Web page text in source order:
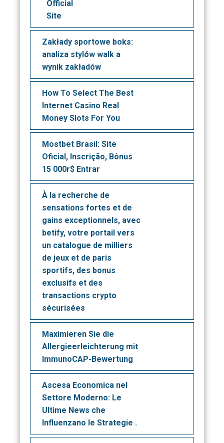
Official
Site
Zakłady sportowe boks:
analiza stylów walk a
wynik zakładów
How To Select The Best
Internet Casino Real
Money Slots For You
Mostbet Brasil: Site
Oficial, Inscrição, Bônus
15 000r$ Entrar
À la recherche de
sensations fortes et de
gains exceptionnels, avec
betify, votre portail vers
un catalogue de milliers
de jeux et de paris
sportifs, des bonus
exclusifs et des
transactions crypto
sécurisées
Maximieren Sie die
Allergieerleichterung mit
ImmunoCAP-Bewertung
Ascesa Economica nel
Settore Moderno: Le
Ultime News che
Influenzano le Strategie .